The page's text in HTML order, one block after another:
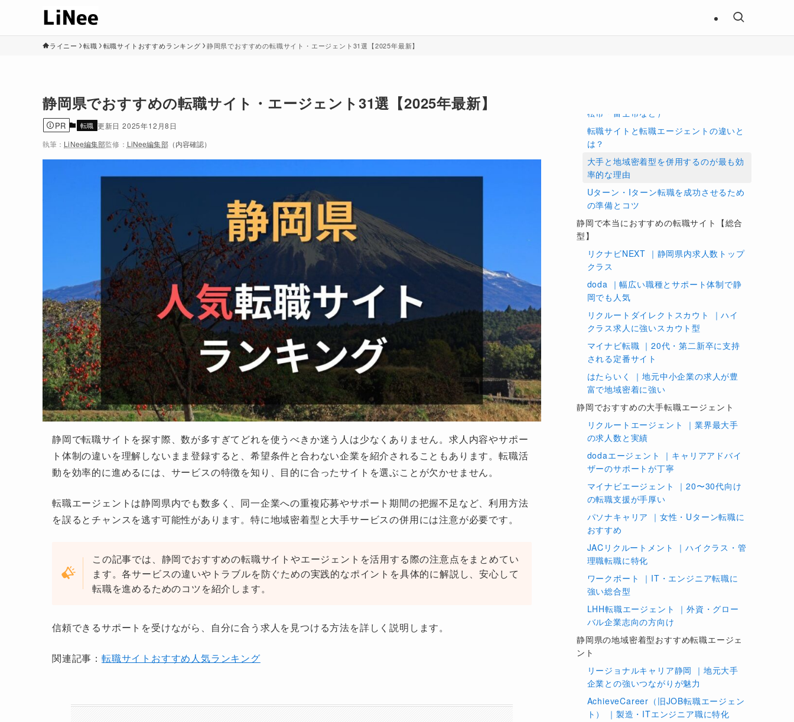
ライニー 転職 転職サイトおすすめランキング 静岡県でおすすめの転職サイト・エージェント31選【2025年最新】
静岡県でおすすめの転職サイト・エージェント31選【2025年最新】
PR 転職
2025年12月8日
執筆： LiNee編集部監修： LiNee編集部（内容確認）
静岡で転職サイトを探す際、数が多すぎてどれを使うべきか迷う人は少なくありません。求人内容やサポー
ト体制の違いを理解しないまま登録すると、希望条件と合わない企業を紹介されることもあります。転職活
動を効率的に進めるには、サービスの特徴を知り、目的に合ったサイトを選ぶことが欠かせません。
転職エージェントは静岡県内でも数多く、同一企業への重複応募やサポート期間の把握不足など、利用方法
を誤るとチャンスを逃す可能性があります。特に地域密着型と大手サービスの併用には注意が必要です。
この記事では、静岡でおすすめの転職サイトやエージェントを活用する際の注意点をまとめてい
ます。各サービスの違いやトラブルを防ぐための実践的なポイントを具体的に解説し、安心して
転職を進めるためのコツを紹介します。
信頼できるサポートを受けながら、自分に合う求人を見つける方法を詳しく説明します。
関連記事： 転職サイトおすすめ人気ランキング
静岡で転職活動を始める前に知っておきた
松市・富士市など）
転職サイトと転職エージェントの違いと
は？
大手と地域密着型を併用するのが最も効
率的な理由
Uターン・Iターン転職を成功させるため
の準備とコツ
静岡で本当におすすめの転職サイト【総合
型】
リクナビNEXT ｜静岡県内求人数トップ
クラス
doda ｜幅広い職種とサポート体制で静
岡でも人気
リクルートダイレクトスカウト ｜ハイ
クラス求人に強いスカウト型
マイナビ転職 ｜20代・第二新卒に支持
される定番サイト
はたらいく ｜地元中小企業の求人が豊
富で地域密着に強い
静岡でおすすめの大手転職エージェント
リクルートエージェント ｜業界最大手
の求人数と実績
dodaエージェント ｜キャリアアドバイ
ザーのサポートが丁寧
マイナビエージェント ｜20〜30代向け
の転職支援が手厚い
パソナキャリア ｜女性・Uターン転職に
おすすめ
JACリクルートメント ｜ハイクラス・管
理職転職に特化
ワークポート ｜IT・エンジニア転職に
強い総合型
LHH転職エージェント ｜外資・グロー
バル企業志向の方向け
静岡県の地域密着型おすすめ転職エージェ
ント
リージョナルキャリア静岡 ｜地元大手
企業との強いつながりが魅力
AchieveCareer（旧JOB転職エージェン
ト） ｜製造・ITエンジニア職に特化